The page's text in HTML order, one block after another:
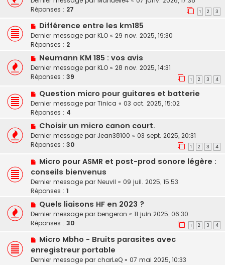
Réponses : 27 1 2 3
Différence entre les km185
Dernier message par KLO « 29 nov. 2025, 19:30
Réponses : 2
Neumann KM 185 : vos avis
Dernier message par KLO « 28 nov. 2025, 14:31
Réponses : 39 1 2 3 4
Question micro pour guitares et batterie
Dernier message par Tinica « 03 oct. 2025, 15:02
Réponses : 4
Choisir un micro canon court.
Dernier message par Jean38100 « 03 sept. 2025, 20:31
Réponses : 30 1 2 3 4
Micro pour ASMR et post-prod sonore légère :
conseils bienvenus
Dernier message par Neuvil « 09 juil. 2025, 15:53
Réponses : 1
Quels liaisons HF en 2023 ?
Dernier message par bengeron « 11 juin 2025, 06:30
Réponses : 30 1 2 3 4
Micro Mbho - Bruits parasites avec
enregistreur portable
Dernier message par charLeQ « 07 mai 2025, 10:33